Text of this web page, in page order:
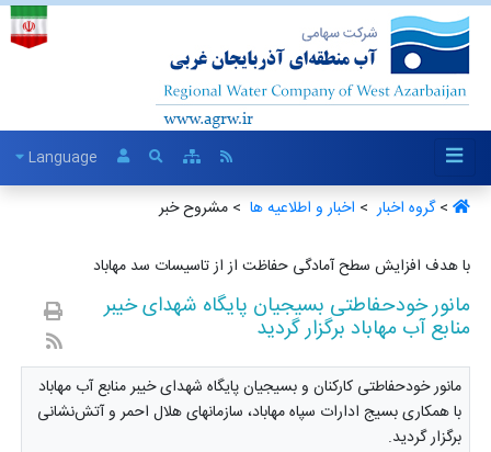
Language
>گروه اخبار ‏ > اخبار و اطلاعیه ها ‏ > مشروح خبر
با هدف افزایش سطح آمادگی حفاظت از از تاسیسات سد مهاباد
مانور خودحفاطتی بسیجیان پایگاه شهدای خیبر
منابع آب مهاباد برگزار گردید
مانور خودحفاطتی کارکنان و بسیجیان پایگاه شهدای خیبر منابع آب مهاباد
با همکاری بسیج ادارات سپاه مهاباد، سازمانهای هلال احمر و آتش‌نشانی
برگزار گردید.